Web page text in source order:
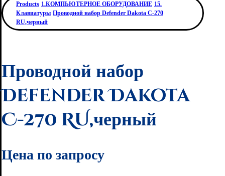
Products 1.КОМПЬЮТЕРНОЕ ОБОРУДОВАНИЕ 15.
Клавиатуры Проводной набор Defender Dakota C-270
RU,черный
Проводной набор
Defender Dakota
C-270 RU,черный
Цена по запросу